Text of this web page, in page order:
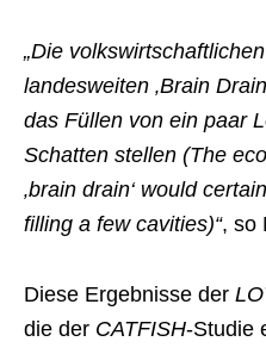
„Die
landesweiten ‚Brain
das Füllen von ein paar
Schatten stellen (The
‚brain drain‘ would
filling a few cavities)“, so
Diese Ergebnisse der
die der CATFISH-Studie